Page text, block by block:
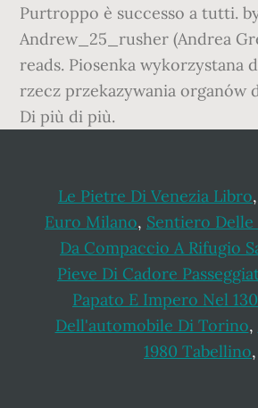
Purtroppo è successo a tutti.
Andrew_25_rusher (Andrea
reads. Piosenka wykorzystana
rzecz przekazywania organów
Di più di più.
Le Pietre Di Venezia Libro,
Euro Milano, Sentiero Delle
Da Compaccio A Rifugio
Pieve Di Cadore
Papato E Impero Nel
Dell'automobile Di Torino,
1980 Tabellino,